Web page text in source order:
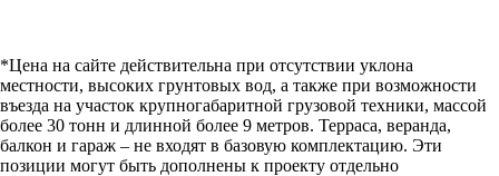
*Цена на сайте действительна при отсутствии уклона
местности, высоких грунтовых вод, а также при возможности
въезда на участок крупногабаритной грузовой техники, массой
более 30 тонн и длинной более 9 метров. Терраса, веранда,
балкон и гараж – не входят в базовую комплектацию. Эти
позиции могут быть дополнены к проекту отдельно